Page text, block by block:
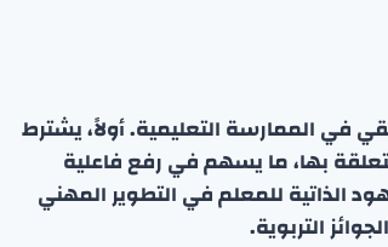
في الممارسة التعليمية. أولاً، يشترط
بها، ما يسهم في رفع فاعلية
الذاتية للمعلم في التطوير المهني
التربوية.